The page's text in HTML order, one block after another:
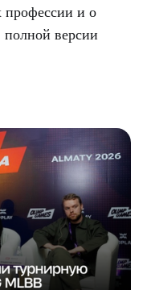
профессии и о
версии